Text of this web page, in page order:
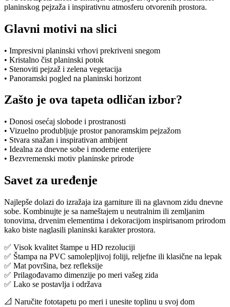
planinskog pejzaža i inspirativnu atmosferu otvorenih prostora.
Glavni motivi na slici
• Impresivni planinski vrhovi prekriveni snegom
• Kristalno čist planinski potok
• Stenoviti pejzaž i zelena vegetacija
• Panoramski pogled na planinski horizont
Zašto je ova tapeta odličan izbor?
• Donosi osećaj slobode i prostranosti
• Vizuelno produbljuje prostor panoramskim pejzažom
• Stvara snažan i inspirativan ambijent
• Idealna za dnevne sobe i moderne enterijere
• Bezvremenski motiv planinske prirode
Savet za uređenje
Najlepše dolazi do izražaja iza garniture ili na glavnom zidu dnevne
sobe. Kombinujte je sa nameštajem u neutralnim ili zemljanim
tonovima, drvenim elementima i dekoracijom inspirisanom prirodom
kako biste naglasili planinski karakter prostora.
✅ Visok kvalitet štampe u HD rezoluciji
✅ Štampa na PVC samolepljivoj foliji, reljefne ili klasične na lepak
✅ Mat površina, bez refleksije
✅ Prilagođavamo dimenzije po meri vašeg zida
✅ Lako se postavlja i održava
📐 Naručite fototapetu po meri i unesite toplinu u svoj dom